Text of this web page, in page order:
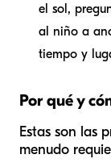
el sol,
al niño a
tiempo y
Por qué y
Estas son las
menudo